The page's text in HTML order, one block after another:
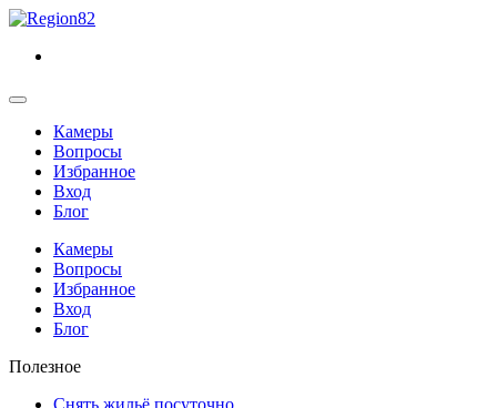
Камеры
Вопросы
Избранное
Вход
Блог
Камеры
Вопросы
Избранное
Вход
Блог
Полезное
Снять жильё посуточно